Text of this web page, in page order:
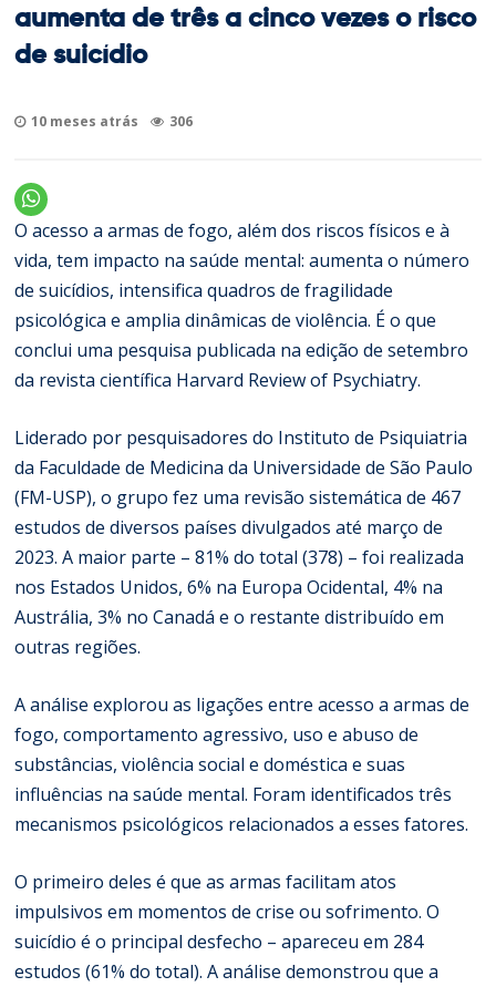
aumenta de três a cinco vezes o risco
de suicídio
10 meses atrás 306
O acesso a armas de fogo, além dos riscos físicos e à
vida, tem impacto na saúde mental: aumenta o número
de suicídios, intensifica quadros de fragilidade
psicológica e amplia dinâmicas de violência. É o que
conclui uma pesquisa publicada na edição de setembro
da revista científica Harvard Review of Psychiatry.
Liderado por pesquisadores do Instituto de Psiquiatria
da Faculdade de Medicina da Universidade de São Paulo
(FM-USP), o grupo fez uma revisão sistemática de 467
estudos de diversos países divulgados até março de
2023. A maior parte – 81% do total (378) – foi realizada
nos Estados Unidos, 6% na Europa Ocidental, 4% na
Austrália, 3% no Canadá e o restante distribuído em
outras regiões.
A análise explorou as ligações entre acesso a armas de
fogo, comportamento agressivo, uso e abuso de
substâncias, violência social e doméstica e suas
influências na saúde mental. Foram identificados três
mecanismos psicológicos relacionados a esses fatores.
O primeiro deles é que as armas facilitam atos
impulsivos em momentos de crise ou sofrimento. O
suicídio é o principal desfecho – apareceu em 284
estudos (61% do total). A análise demonstrou que a